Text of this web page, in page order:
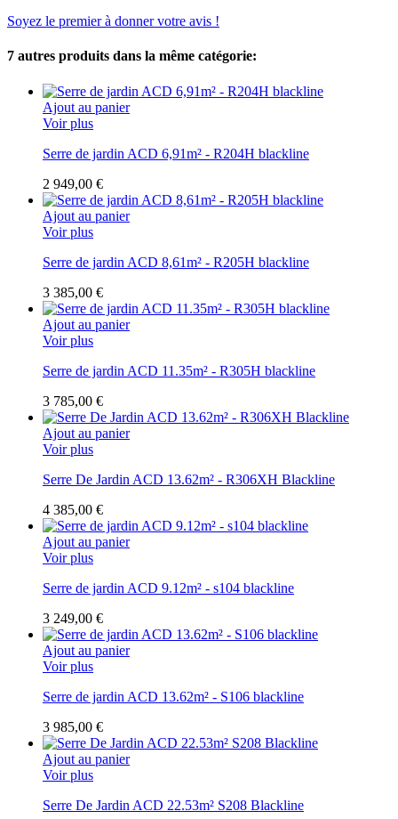
Soyez le premier à donner votre avis !
7 autres produits dans la même catégorie:
Ajout au panier
Voir plus
Serre de jardin ACD 6,91m² - R204H blackline
2 949,00 €
Ajout au panier
Voir plus
Serre de jardin ACD 8,61m² - R205H blackline
3 385,00 €
Ajout au panier
Voir plus
Serre de jardin ACD 11.35m² - R305H blackline
3 785,00 €
Ajout au panier
Voir plus
Serre De Jardin ACD 13.62m² - R306XH Blackline
4 385,00 €
Ajout au panier
Voir plus
Serre de jardin ACD 9.12m² - s104 blackline
3 249,00 €
Ajout au panier
Voir plus
Serre de jardin ACD 13.62m² - S106 blackline
3 985,00 €
Ajout au panier
Voir plus
Serre De Jardin ACD 22.53m² S208 Blackline